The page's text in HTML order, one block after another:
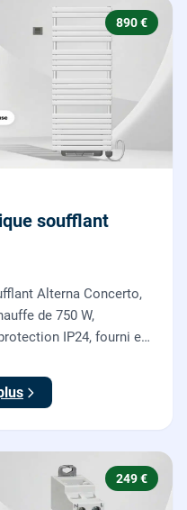
890 €
soufflant
Alterna Concerto,
de 750 W,
IP24, fourni et
249 €